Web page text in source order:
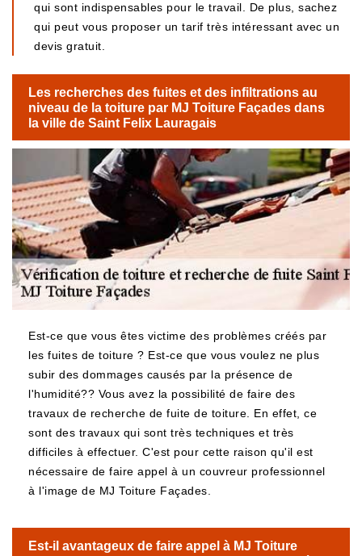
qui sont indispensables pour le travail. De plus, sachez
qui peut vous proposer un tarif très intéressant avec un
devis gratuit.
Les recherches des fuites et des infiltrations au
niveau de la toiture par MJ Toiture Façades dans
la ville de Saint Felix Lauragais
Est-ce que vous êtes victime des problèmes créés par
les fuites de toiture ? Est-ce que vous voulez ne plus
subir des dommages causés par la présence de
l'humidité?? Vous avez la possibilité de faire des
travaux de recherche de fuite de toiture. En effet, ce
sont des travaux qui sont très techniques et très
difficiles à effectuer. C'est pour cette raison qu'il est
nécessaire de faire appel à un couvreur professionnel
à l'image de MJ Toiture Façades.
Est-il avantageux de faire appel à MJ Toiture